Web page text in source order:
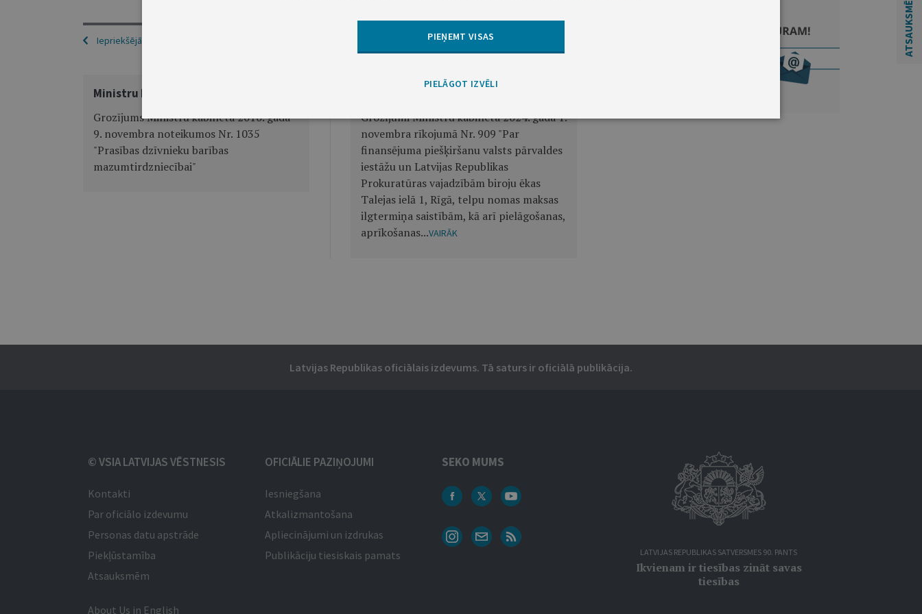
Iepriekšējā
Ministru kabineta noteikumi Nr. 240
Grozījums Ministru kabineta 2010. gada
9. novembra noteikumos Nr. 1035
"Prasības dzīvnieku barības
mazumtirdzniecībai"
Grozījumi Ministru kabineta 2024. gada 1.
novembra rīkojumā Nr. 909 "Par
finansējuma piešķiršanu valsts pārvaldes
iestāžu un Latvijas Republikas
Prokuratūras vajadzībām biroju ēkas
Talejas ielā 1, Rīgā, telpu nomas maksas
ilgtermiņa saistībām, kā arī pielāgošanas,
aprīkošanas...VAIRĀK
Latvijas Republikas oficiālais izdevums. Tā saturs ir oficiālā publikācija.
© VSIA LATVIJAS VĒSTNESIS
Kontakti
Par oficiālo izdevumu
Personas datu apstrāde
Piekļūstamība
Atsauksmēm
About Us in English
OFICIĀLIE PAZIŅOJUMI
Iesniegšana
Atkalizmantošana
Apliecinājumi un izdrukas
Publikāciju tiesiskais pamats
SEKO MUMS
LATVIJAS REPUBLIKAS SATVERSMES 90. PANTS
Ikvienam ir tiesības zināt savas
tiesības
ATSAUKSMĒM
PIEŅEMT VISAS
PIELĀGOT IZVĒLI